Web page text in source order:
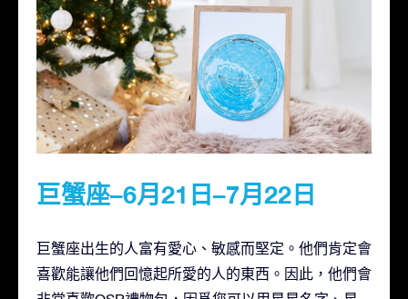
巨蟹座–6月21日–7月22日
巨蟹座出生的人富有愛心、敏感而堅定。他們肯定會
喜歡能讓他們回憶起所愛的人的東西。因此，他們會